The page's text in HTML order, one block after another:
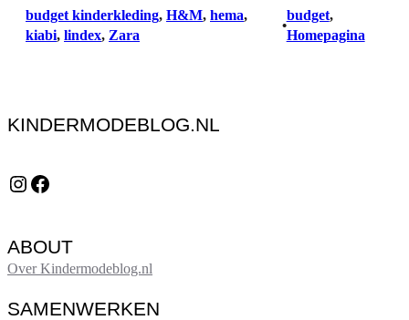
budget kinderkleding, H&M, hema
kiabi, lindex, Zara
•
budget ,
Homepagina
KINDERMODEBLOG.NL
Instagram Facebook
ABOUT
Over Kindermodeblog.nl
SAMENWERKEN